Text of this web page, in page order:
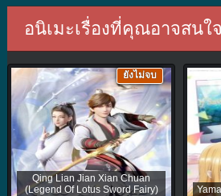
อนิเมะเรื่องที่คุณอาจสนใจ
Qing Lian Jian Xian Chuan
(Legend Of Lotus Sword Fairy)
ยังไม่จบ